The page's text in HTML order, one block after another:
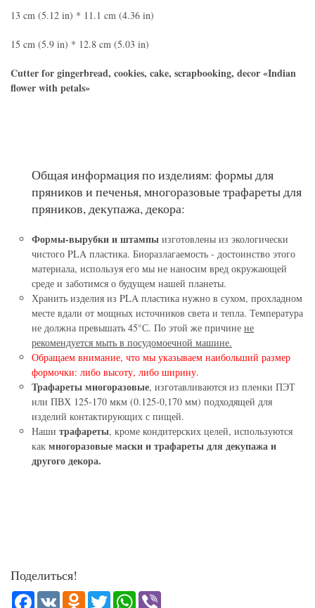
13 cm (5.12 in) * 11.1 cm (4.36 in)
15 cm (5.9 in) * 12.8 cm (5.03 in)
Cutter for gingerbread, cookies, cake, scrapbooking, decor «Indian
flower with petals»
Общая информация по изделиям: формы для
пряников и печенья, многоразовые трафареты для
пряников, декупажа, декора:
Формы-вырубки и штампы изготовлены из экологически
чистого PLA пластика. Биоразлагаемость - достоинство этого
материала, используя его мы не наносим вред окружающей
среде и заботимся о будущем нашей планеты.
Хранить изделия из PLA пластика нужно в сухом, прохладном
месте вдали от мощных источников света и тепла. Температура
не должна превышать 45°С. По этой же причине не
рекомендуется мыть в посудомоечной машине.
Обращаем внимание, что мы указываем наибольший размер
формочки: либо высоту, либо ширину.
Трафареты многоразовые, изготавливаются из пленки ПЭТ
или ПВХ 125-170 мкм (0.125-0,170 мм) подходящей для
изделий контактирующих с пищей.
Наши трафареты, кроме кондитерских целей, используются
как многоразовые маски и трафареты для декупажа и
другого декора.
Поделиться!
Facebook
VK Odnoklassniki
TwitterWhatsApp